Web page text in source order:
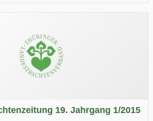
Spaß beim Lesen.
19. Jahrgang 1/2015